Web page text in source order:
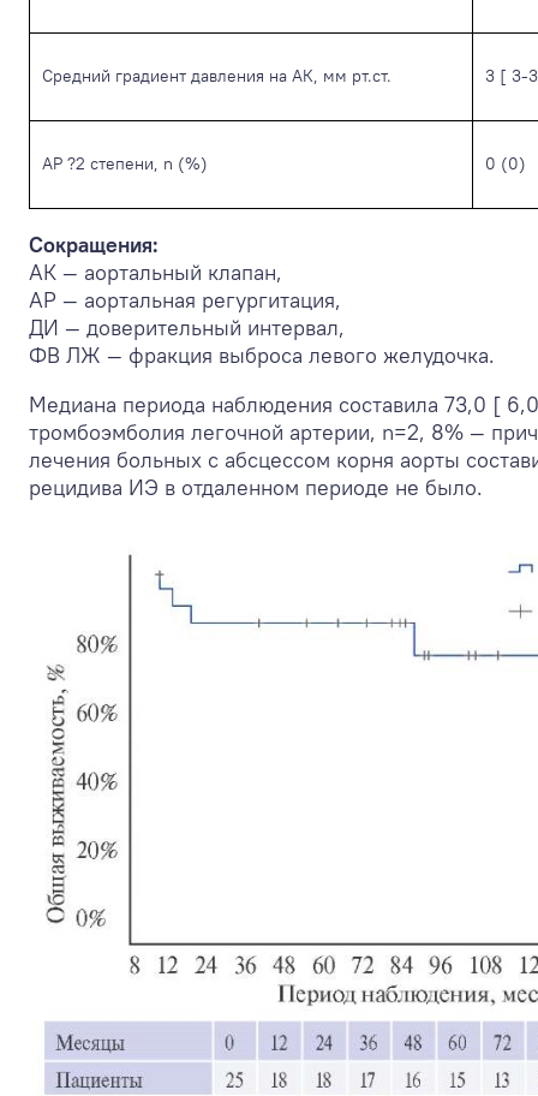
Средний градиент давления на АК, мм рт.ст. 3 [ 3-
АР ?2 степени, n (%) 0 (0)
Сокращения:
АК — аортальный клапан,
АР — аортальная регургитация,
ДИ — доверительный интервал,
ФВ ЛЖ — фракция выброса левого желудочка.
Медиана периода наблюдения составила 73,0 [
тромбоэмболия легочной артерии, n=2, 8% —
лечения больных с абсцессом корня аорты
рецидива ИЭ в отдаленном периоде не было.